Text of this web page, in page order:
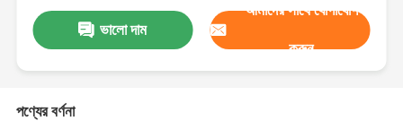
ভালো দাম
আমাদের সাথে যোগাযোগ
করুন
পণ্যের বর্ণনা